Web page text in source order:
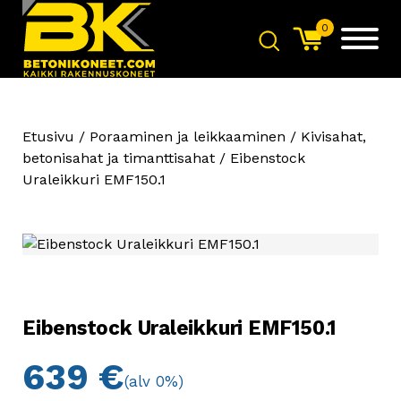
0
Etusivu / Poraaminen ja leikkaaminen / Kivisahat,
betonisahat ja timanttisahat / Eibenstock
Uraleikkuri EMF150.1
Eibenstock Uraleikkuri EMF150.1
639 €(alv 0%)